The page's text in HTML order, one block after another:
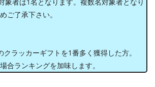
ご了承下さい。
クラッカーギフトを1番多く獲得した⽅。
合ランキングを加味します。